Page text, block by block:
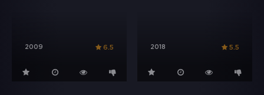
2009 6.5 2018 5.5